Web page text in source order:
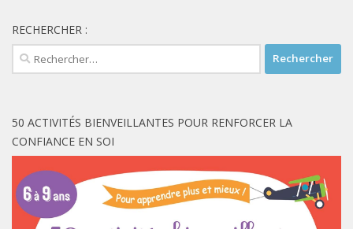
RECHERCHER :
Rechercher :
50 ACTIVITÉS BIENVEILLANTES POUR RENFORCER LA
CONFIANCE EN SOI